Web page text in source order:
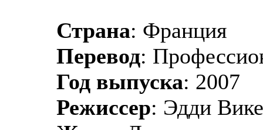
Страна: Франция
Перевод:
Год выпуска: 2007
Режиссер: Эдди